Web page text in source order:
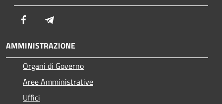
Facebook
AMMINISTRAZIONE
Organi di Governo
Aree Amministrative
Uffici